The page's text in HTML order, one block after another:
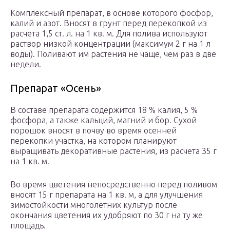
Комплексный препарат, в основе которого фосфор,
калий и азот. Вносят в грунт перед перекопкой из
расчета 1,5 ст. л. на 1 кв. м. Для полива используют
раствор низкой концентрации (максимум 2 г на 1 л
воды). Поливают им растения не чаще, чем раз в две
недели.
Препарат «Осень»
В составе препарата содержится 18 % калия, 5 %
фосфора, а также кальций, магний и бор. Сухой
порошок вносят в почву во время осенней
перекопки участка, на котором планируют
выращивать декоративные растения, из расчета 35 г
на 1 кв. м.
Во время цветения непосредственно перед поливом
вносят 15 г препарата на 1 кв. м, а для улучшения
зимостойкости многолетних культур после
окончания цветения их удобряют по 30 г на ту же
площадь.